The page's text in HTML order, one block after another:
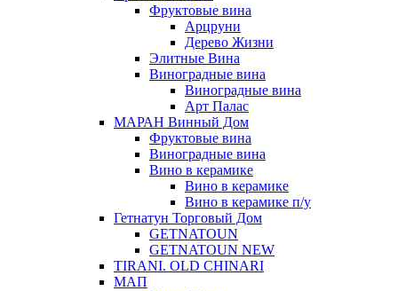
Фруктовые вина
Арцруни
Дерево Жизни
Элитные Вина
Виноградные вина
Виноградные вина
Арт Палас
МАРАН Винный Дом
Фруктовые вина
Виноградные вина
Вино в керамике
Вино в керамике
Вино в керамике п/у
Гетнатун Торговый Дом
GETNATOUN
GETNATOUN NEW
TIRANI. OLD CHINARI
МАП